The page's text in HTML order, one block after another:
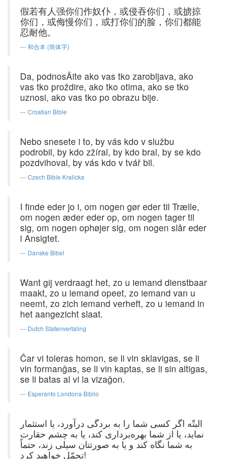
假若有人强你们作奴仆，或侵吞你们，或掳掠
你们，或侮慢你们，或打你们的脸，你们都能
忍耐他。
和合本 (简体字)
Da, podnosÄite ako vas tko zarobljava, ako
vas tko proždire, ako tko otima, ako se tko
uznosi, ako vas tko po obrazu bije.
Croatian Bible
Nebo snesete i to, by vás kdo v službu
podrobil, by kdo zžíral, by kdo bral, by se kdo
pozdvihoval, by vás kdo v tvář bil.
Czech Bible Kralicka
I finde eder jo i, om nogen gør eder til Trælle,
om nogen æder eder op, om nogen tager til
sig, om nogen ophøjer sig, om nogen slår eder
i Ansigtet.
Danske Bibel
Want gij verdraagt het, zo u iemand dienstbaar
maakt, zo u iemand opeet, zo iemand van u
neemt, zo zich iemand verheft, zo u iemand in
het aangezicht slaat.
Dutch Statenvertaling
Ĉar vi toleras homon, se li vin sklavigas, se li
vin formanĝas, se li vin kaptas, se li sin altigas,
se li batas al vi la vizaĝon.
Esperanto Londona Biblio
البتّه اگر كسی شما را به بردگی درآورد، یا استثمار
نماید، یا از شما بهره‌برداری كند، یا به چشم حقارت
به شما نگاه كند و یا به صورتتان سیلی زند، حتماً
تحمّل خواهید کرد!